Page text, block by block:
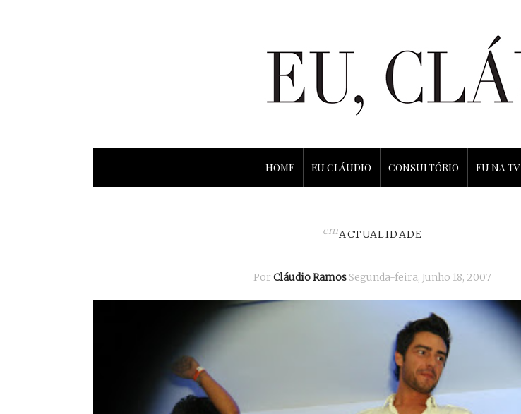
HOME EU CLÁUDIO CONSULTÓRIO EU NA TV
emACTUALIDADE
PorCláudio Ramos Segunda-feira, Junho 18, 2007